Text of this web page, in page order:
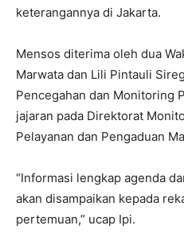
keterangannya di Jakarta.
Mensos diterima oleh dua
Marwata dan Lili Pintauli
Pencegahan dan Monitoring
jajaran pada Direktorat
Pelayanan dan Pengaduan
“Informasi lengkap agenda
akan disampaikan kepada
pertemuan,” ucap Ipi.